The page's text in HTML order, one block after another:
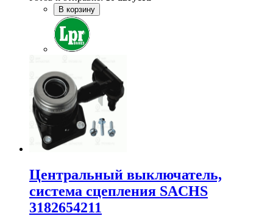
В корзину
Центральный выключатель,
система сцепления SACHS
3182654211